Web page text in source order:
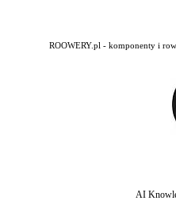
ROOWERY.pl - komponenty i
AI